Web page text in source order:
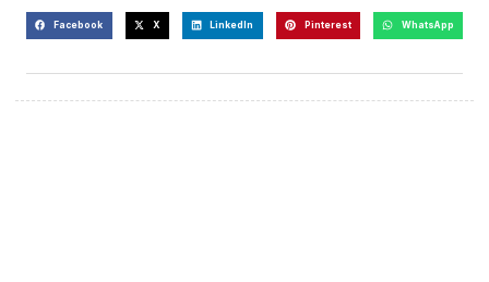
Facebook X LinkedIn Pinterest WhatsApp